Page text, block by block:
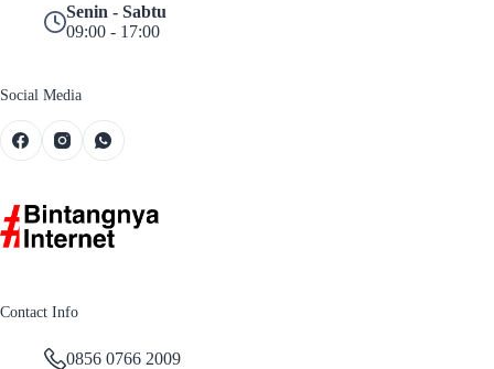
Senin - Sabtu
09:00 - 17:00
Social Media
Contact Info
0856 0766 2009